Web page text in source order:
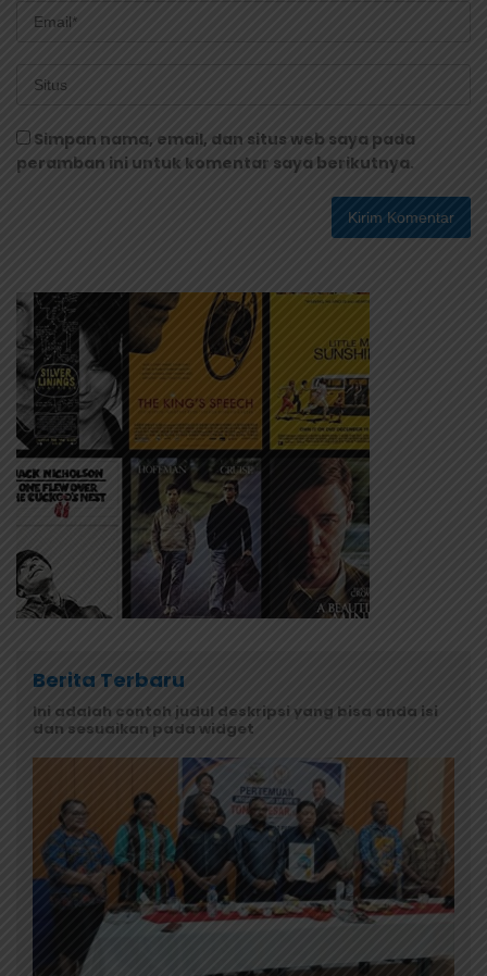
Simpan nama, email, dan situs web saya pada
peramban ini untuk komentar saya berikutnya.
Berita Terbaru
Ini adalah contoh judul deskripsi yang bisa anda isi
dan sesuaikan pada widget